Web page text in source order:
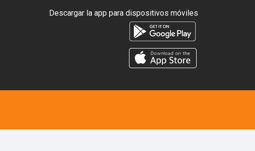
Descargar la app para dispositivos móviles